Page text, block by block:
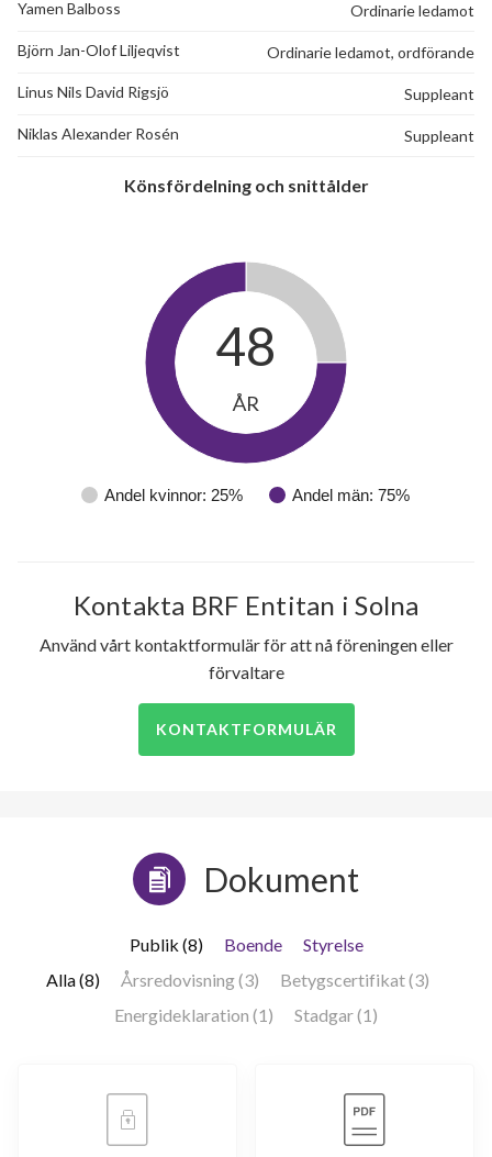
Yamen Balboss Ordinarie ledamot
Björn Jan-Olof Liljeqvist Ordinarie ledamot, ordförande
Linus Nils David Rigsjö Suppleant
Niklas Alexander Rosén Suppleant
Könsfördelning och snittålder
Andel kvinnor: 25% Andel män: 75%
48
ÅR
Kontakta BRF Entitan i Solna
Använd vårt kontaktformulär för att nå föreningen eller
förvaltare
KONTAKTFORMULÄR
Dokument
Publik (8) Boende
Styrelse
Alla (8)
Årsredovisning (3)
Betygscertifikat (3)
Energideklaration (1)
Stadgar (1)